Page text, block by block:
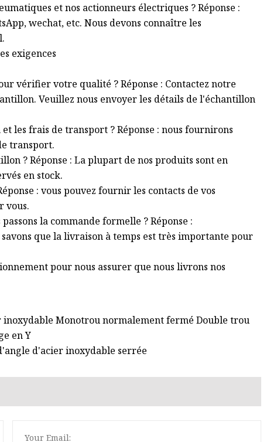
et nos actionneurs électriques ? Réponse :
wechat, etc. Nous devons connaître les
exigences
vérifier votre qualité ? Réponse : Contactez notre
Veuillez nous envoyer les détails de l'échantillon
les frais de transport ? Réponse : nous fournirons
transport.
? Réponse : La plupart de nos produits sont en
en stock.
: vous pouvez fournir les contacts de vos
vous.
la commande formelle ? Réponse :
que la livraison à temps est très importante pour
pour nous assurer que nous livrons nos
Monotrou normalement fermé Double trou
en Y
d'acier inoxydable serrée